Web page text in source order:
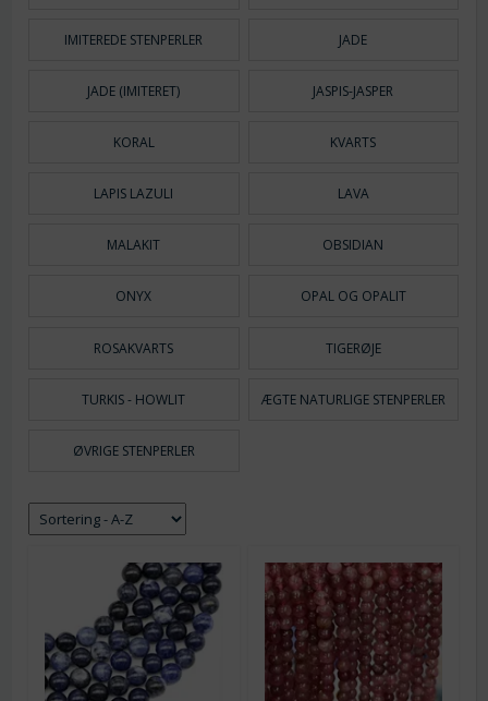
IMITEREDE STENPERLER JADE
JADE (IMITERET) JASPIS-JASPER
KORAL KVARTS
LAPIS LAZULI LAVA
MALAKIT OBSIDIAN
ONYX OPAL OG OPALIT
ROSAKVARTS TIGERØJE
TURKIS - HOWLIT ÆGTE NATURLIGE STENPERLER
ØVRIGE STENPERLER